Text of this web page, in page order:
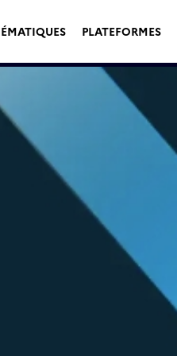
PLATEFORMES